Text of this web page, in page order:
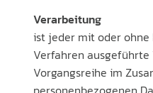
Verarbeitung
ist jeder mit oder
Verfahren ausgeführte
Vorgangsreihe im